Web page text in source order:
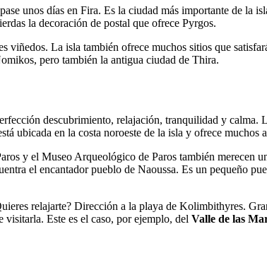
unos días en Fira. Es la ciudad más importante de la
la decoración de postal que ofrece Pyrgos.
La isla también ofrece muchos sitios que
pero también la antigua ciudad de Thira.
descubrimiento, relajación, tranquilidad y calma.
ubicada en la costa noroeste de la isla y ofrece muchos
y el Museo Arqueológico de Paros también merecen
el encantador pueblo de Naoussa. Es un pequeño
relajarte? Dirección a la playa de Kolimbithyres.
visitarla. Este es el caso, por ejemplo, del Valle de las